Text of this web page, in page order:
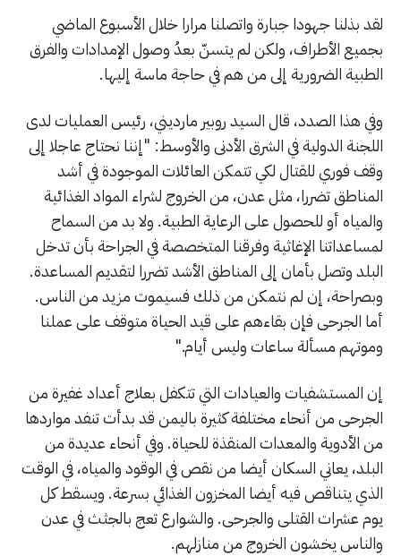
لقد بذلنا جهودا جبارة واتصلنا مرارا خلال الأسبوع الماضي
بجميع الأطراف، ولكن لم يتسنّ بعدُ وصول الإمدادات والفرق
الطبية الضرورية إلى من هم في حاجة ماسة إليها.
وفي هذا الصدد، قال السيد روبير مارديني، رئيس العمليات لدى
اللجنة الدولية في الشرق الأدنى والأوسط: "إننا نحتاج عاجلا إلى
وقف فوري للقتال لكي تتمكن العائلات الموجودة في أشد
المناطق تضررا، مثل عدن، من الخروج لشراء المواد الغذائية
والمياه أو للحصول على الرعاية الطبية. ولا بد من السماح
لمساعداتنا الإغاثية وفرقنا المتخصصة في الجراحة بأن تدخل
البلد وتصل بأمان إلى المناطق الأشد تضررا لتقديم المساعدة.
وبصراحة، إن لم نتمكن من ذلك فسيموت مزيد من الناس.
أما الجرحى فإن بقاءهم على قيد الحياة متوقف على عملنا
وموتهم مسألة ساعات وليس أيام."
إن المستشفيات والعيادات التي تتكفل بعلاج أعداد غفيرة من
الجرحى من أنحاء مختلفة كثيرة باليمن قد بدأت تنفد مواردها
من الأدوية والمعدات المنقذة للحياة. وفي أنحاء عديدة من
البلد، يعاني السكان أيضا من نقص في الوقود والمياه، في الوقت
الذي يتناقص فيه أيضا المخزون الغذائي بسرعة. ويسقط كل
يوم عشرات القتلى والجرحى. والشوارع تعج بالجثث في عدن
والناس يخشون الخروج من منازلهم.